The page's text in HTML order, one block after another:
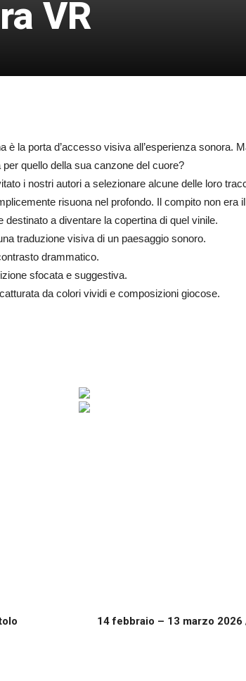
VR
è la porta d’accesso visiva all’esperienza sonora.
quello della sua canzone del cuore?
i nostri autori a selezionare alcune delle loro
risuona nel profondo. Il compito non era
a diventare la copertina di quel vinile.
traduzione visiva di un paesaggio sonoro.
drammatico.
sfocata e suggestiva.
da colori vividi e composizioni giocose.
14 febbraio – 13 marzo